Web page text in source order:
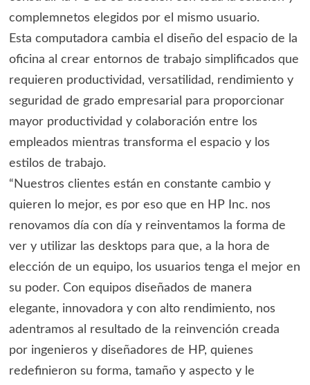
complemnetos elegidos por el mismo usuario.
Esta computadora cambia el diseño del espacio de la
oficina al crear entornos de trabajo simplificados que
requieren productividad, versatilidad, rendimiento y
seguridad de grado empresarial para proporcionar
mayor productividad y colaboración entre los
empleados mientras transforma el espacio y los
estilos de trabajo.
“Nuestros clientes están en constante cambio y
quieren lo mejor, es por eso que en HP Inc. nos
renovamos día con día y reinventamos la forma de
ver y utilizar las desktops para que, a la hora de
elección de un equipo, los usuarios tenga el mejor en
su poder. Con equipos diseñados de manera
elegante, innovadora y con alto rendimiento, nos
adentramos al resultado de la reinvención creada
por ingenieros y diseñadores de HP, quienes
redefinieron su forma, tamaño y aspecto y le